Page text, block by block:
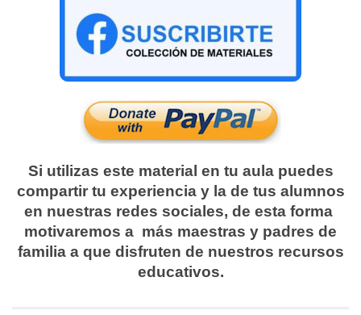
Si utilizas este material en tu aula puedes
compartir tu experiencia y la de tus alumnos
en nuestras redes sociales, de esta forma
motivaremos a más maestras y padres de
familia a que disfruten de nuestros recursos
educativos.